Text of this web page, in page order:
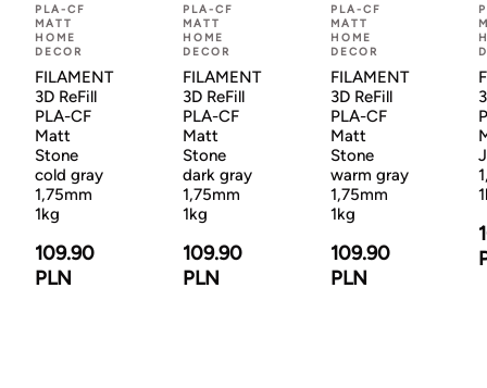
PLA-CF
MATT
HOME
DECOR
FILAMENT
3D ReFill
PLA-CF
Matt
Stone
cold gray
1,75mm
1kg
109.90
PLN
PLA-CF
MATT
HOME
DECOR
FILAMENT
3D ReFill
PLA-CF
Matt
Stone
dark gray
1,75mm
1kg
109.90
PLN
PLA-CF
MATT
HOME
DECOR
FILAMENT
3D ReFill
PLA-CF
Matt
Stone
warm gray
1,75mm
1kg
109.90
PLN